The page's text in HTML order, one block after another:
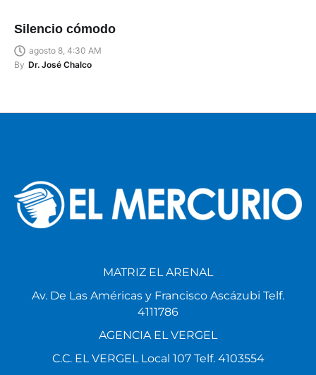
Silencio cómodo
agosto 8, 4:30 AM
By Dr. José Chalco
MATRIZ EL ARENAL
Av. De Las Américas y Francisco Ascázubi Telf.
4111786
AGENCIA EL VERGEL
C.C. EL VERGEL Local 107 Telf. 4103554